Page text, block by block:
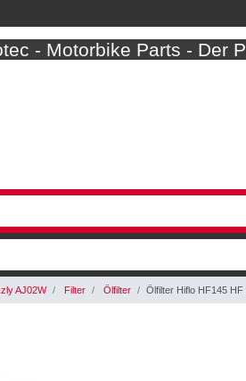
- Motorbike Parts - Der
AJ02W Filter Ölfilter Ölfilter Hiflo HF145 HF